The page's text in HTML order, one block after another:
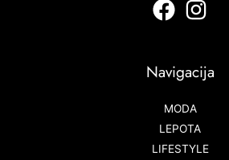
Navigacija
MODA
LEPOTA
LIFESTYLE